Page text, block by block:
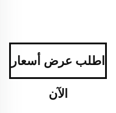
اطلب عرض أسعار
الآن